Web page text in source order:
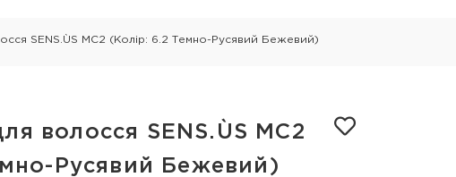
шкіри голови
для шкіри голови
ТЕРМОЗАХИСТ
ДЛЯ БЛОНДИНОК
SENS.ÙS MC2 (Колір: 6.2 Темно-Русявий Бежевий)
волосся SENS.ÙS MC2
Русявий Бежевий)